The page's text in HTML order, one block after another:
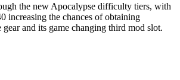
the new Apocalypse difficulty tiers, with
increasing the chances of obtaining
and its game changing third mod slot.